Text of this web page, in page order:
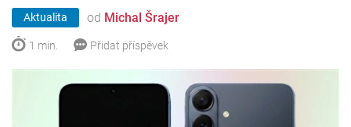
Aktualita od Michal Šrajer
1 min. Přidat příspěvek